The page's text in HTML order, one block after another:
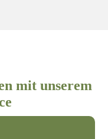
mit unserem